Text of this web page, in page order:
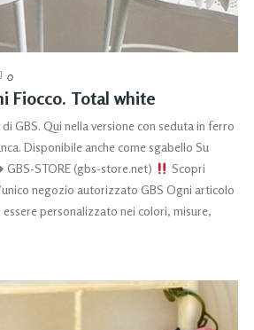
0
Fiocco. Total white
GBS. Qui nella versione con seduta in ferro
Disponibile anche come sgabello Su
GBS-STORE (gbs-store.net)
Scopri
negozio autorizzato GBS Ogni articolo
essere personalizzato nei colori, misure,